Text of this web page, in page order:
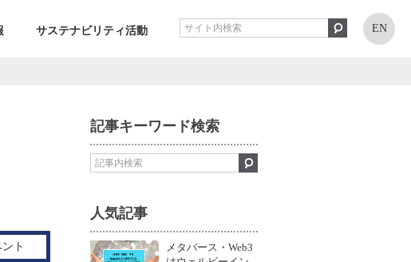
サステナビリティ活動 EN
ト
記事キーワード検索
人気記事
メタバース・Web3